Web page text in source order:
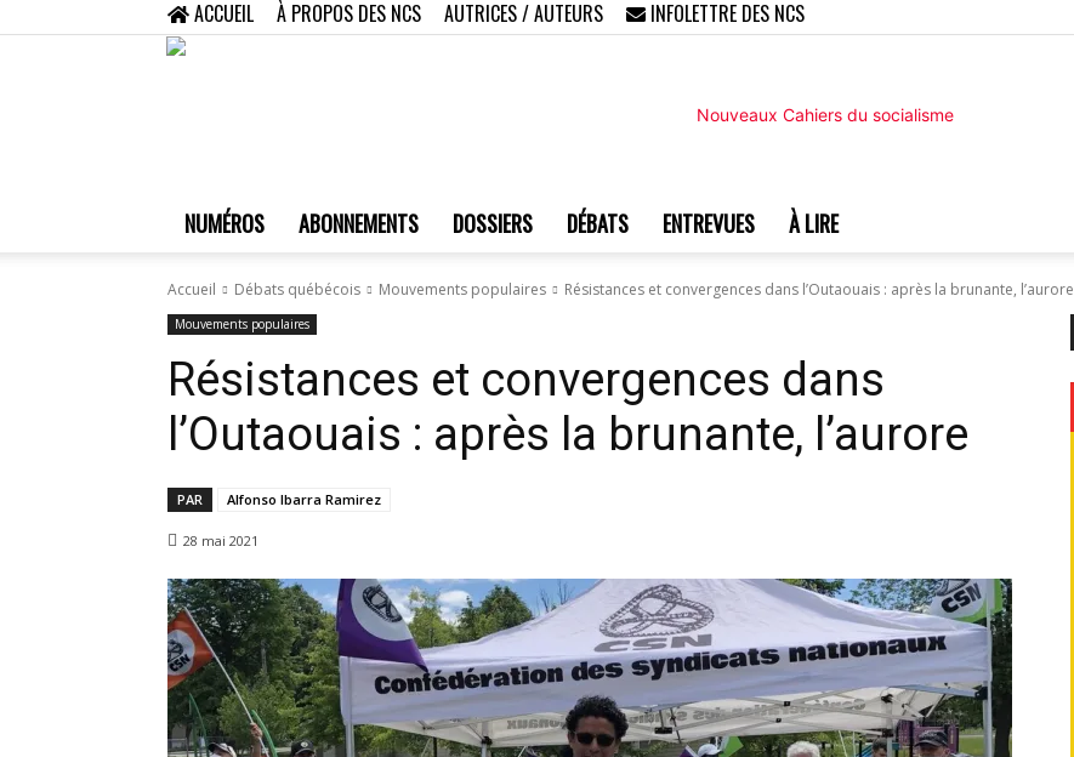
ACCUEIL À PROPOS DES NCS AUTRICES / AUTEURS INFOLETTRE DES NCS
Cahiers
du
socialisme
NUMÉROS ABONNEMENTS DOSSIERS DÉBATS ENTREVUES À LIRE
Accueil Débats québécois Mouvements populaires Résistances et convergences dans l’Outaouais : après la brunante, l’aurore
Mouvements populaires
Résistances et convergences dans
l’Outaouais : après la brunante, l’aurore
PAR Alfonso Ibarra Ramirez
28 mai 2021